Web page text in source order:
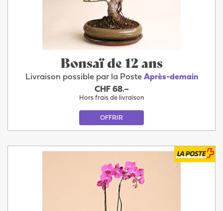
Bonsaï de 12 ans
Livraison possible par la Poste Après-demain
CHF 68.–
Hors frais de livraison
OFFRIR